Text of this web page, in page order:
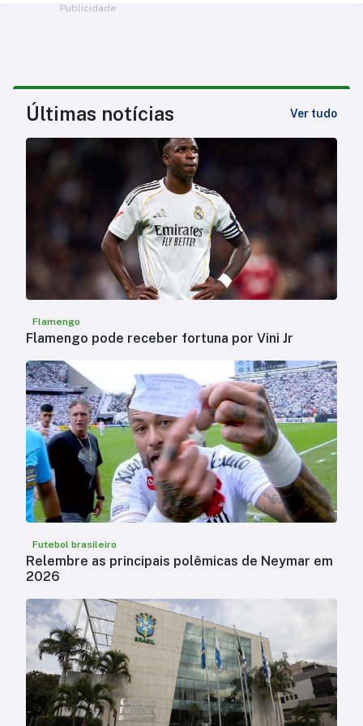
Publicidade
Últimas notícias Ver tudo
Flamengo
Flamengo pode receber fortuna por Vini Jr
Futebol brasileiro
Relembre as principais polêmicas de Neymar em
2026